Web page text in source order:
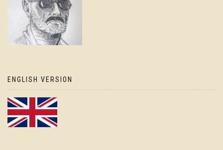
ENGLISH VERSION